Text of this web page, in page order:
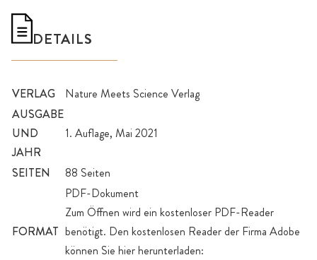
DETAILS
VERLAG
Nature Meets Science Verlag
AUSGABE
UND
JAHR
1. Auflage, Mai 2021
SEITEN 88 Seiten
FORMAT
PDF-Dokument
Zum Öffnen wird ein kostenloser PDF-Reader
benötigt. Den kostenlosen Reader der Firma Adobe
können Sie hier herunterladen: